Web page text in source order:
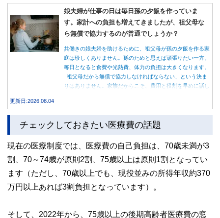
娘夫婦が仕事の日は毎日孫の夕飯を作っていま
す。家計への負担も増えてきましたが、祖父母な
ら無償で協力するのが普通でしょうか？
共働きの娘夫婦を助けるために、祖父母が孫の夕飯を作る家
庭は珍しくありません。孫のためと思えば頑張りたい一方、
毎日となると食費や光熱費、体力の負担は大きくなります。
祖父母だから無償で協力しなければならない、という決ま
りはありません。家族だからこそ、費用と役割を早めに話し
更新日:2026.08.04
チェックしておきたい医療費の話題
現在の医療制度では、医療費の自己負担は、70歳未満が3
割、70～74歳が原則2割、75歳以上は原則1割となってい
ます（ただし、70歳以上でも、現役並みの所得年収約370
万円以上あれば3割負担となっています）。
そして、2022年から、75歳以上の後期高齢者医療費の窓